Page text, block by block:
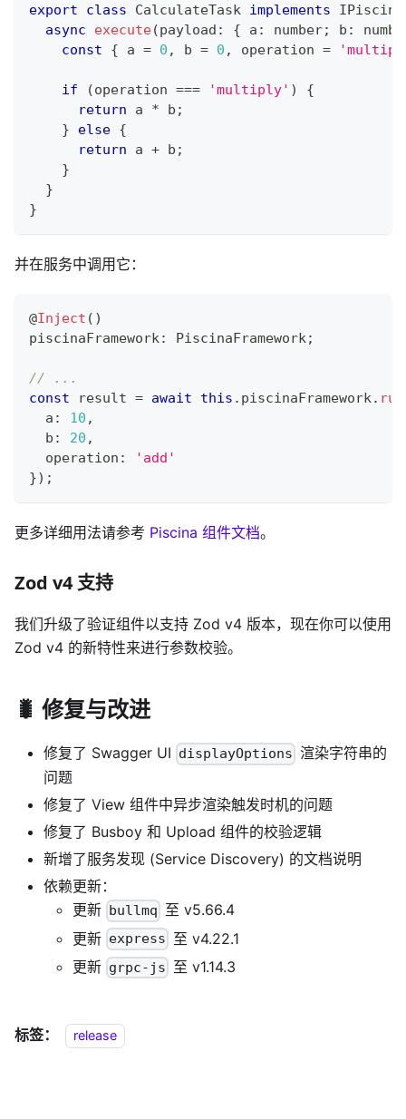
export
class CalculateTask implements
async
execute(payload : { a : number; b :
const
{ a = 0 , b = 0 , operation =
if (operation === 'multiply' )
{
return a * b ;
}
else {
return a + b ;
}
}
}
并在服务中调用它：
@Inject ( )
piscinaFramework: PiscinaFramework;
// ...
const result = await this . piscinaFramework.
  a
: 10 ,
  b
: 20 ,
  operation
:
'add'
}) ;
更多详细用法请参考 Piscina 组件文档。
Zod v4 支持
我们升级了验证组件以支持 Zod v4 版本，现在你可以使用
Zod v4 的新特性来进行参数校验。
🐛 修复与改进
修复了 Swagger UI displayOptions 渲染字符串的
问题
修复了 View 组件中异步渲染触发时机的问题
修复了 Busboy 和 Upload 组件的校验逻辑
新增了服务发现 (Service Discovery) 的文档说明
依赖更新：
更新 bullmq 至 v5.66.4
更新 express 至 v4.22.1
更新 grpc-js 至 v1.14.3
标签： release